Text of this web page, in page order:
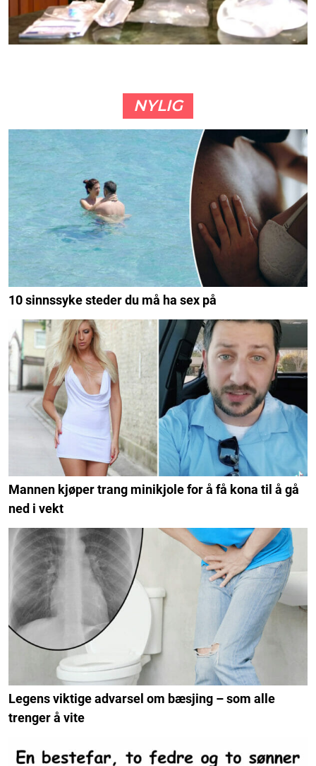
NYLIG
10 sinnssyke steder du må ha sex på
Mannen kjøper trang minikjole for å få kona til å gå
ned i vekt
Legens viktige advarsel om bæsjing – som alle
trenger å vite